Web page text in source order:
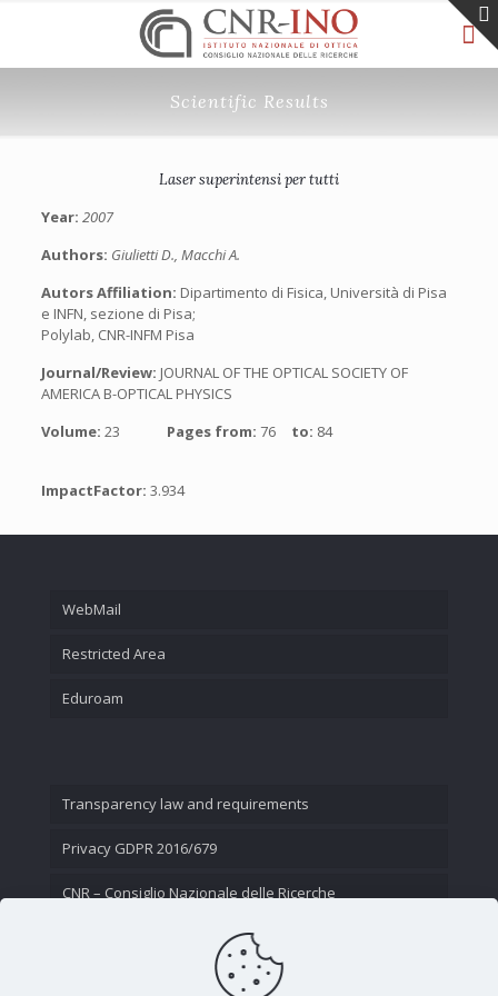
Scientific Results
Laser superintensi per tutti
Year: 2007
Authors: Giulietti D., Macchi A.
Autors Affiliation: Dipartimento di Fisica, Università di Pisa
e INFN, sezione di Pisa;
Polylab, CNR-INFM Pisa
Journal/Review: JOURNAL OF THE OPTICAL SOCIETY OF
AMERICA B-OPTICAL PHYSICS
Volume: 23 Pages from: 76 to: 84
ImpactFactor: 3.934
WebMail
Restricted Area
Eduroam
Transparency law and requirements
Privacy GDPR 2016/679
CNR – Consiglio Nazionale delle Ricerche